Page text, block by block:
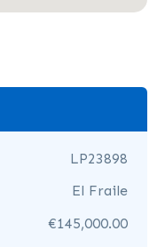
LP23898
El Fraile
€145,000.00